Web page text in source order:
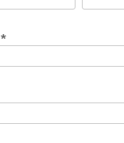
須
)
)